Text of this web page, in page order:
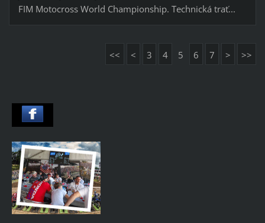
FIM Motocross World Championship. Technická trať...
<< < 3 4 5 6 7 > >>